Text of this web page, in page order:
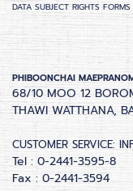
DATA SUBJECT RIGHTS FORMS
PHIBOONCHAI
68/10 MOO 12
THAWI WATTHANA,
CUSTOMER SERVICE:
Tel : 0-2441-3595-8
Fax : 0-2441-3594